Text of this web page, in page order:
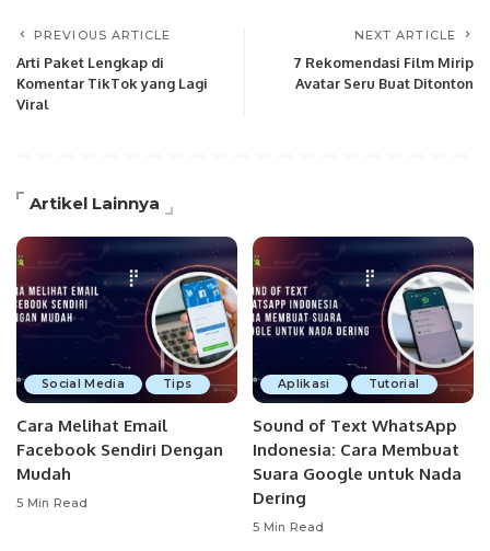
PREVIOUS ARTICLE
Arti Paket Lengkap di
Komentar TikTok yang Lagi
Viral
NEXT ARTICLE
7 Rekomendasi Film Mirip
Avatar Seru Buat Ditonton
Artikel Lainnya
Social Media Tips
Cara Melihat Email
Facebook Sendiri Dengan
Mudah
5 Min Read
Aplikasi Tutorial
Sound of Text WhatsApp
Indonesia: Cara Membuat
Suara Google untuk Nada
Dering
5 Min Read